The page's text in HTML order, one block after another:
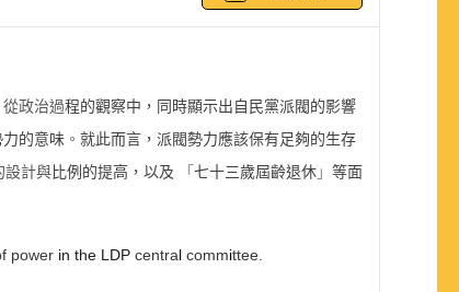
從政治過程的觀察中，同時顯示出自民黨派閥的影響
的意味 。 就此而言，派閥勢力應該保有足夠的生存
設計與比例的提高，以及 「 七十三歲屆齡退休 」 等面
power in the LDP central committee.